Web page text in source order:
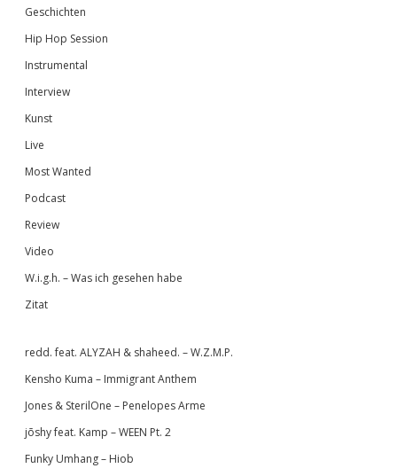
Geschichten
Hip Hop Session
Instrumental
Interview
Kunst
Live
Most Wanted
Podcast
Review
Video
W.i.g.h. – Was ich gesehen habe
Zitat
redd. feat. ALYZAH & shaheed. – W.Z.M.P.
Kensho Kuma – Immigrant Anthem
Jones & SterilOne – Penelopes Arme
jōshy feat. Kamp – WEEN Pt. 2
Funky Umhang – Hiob